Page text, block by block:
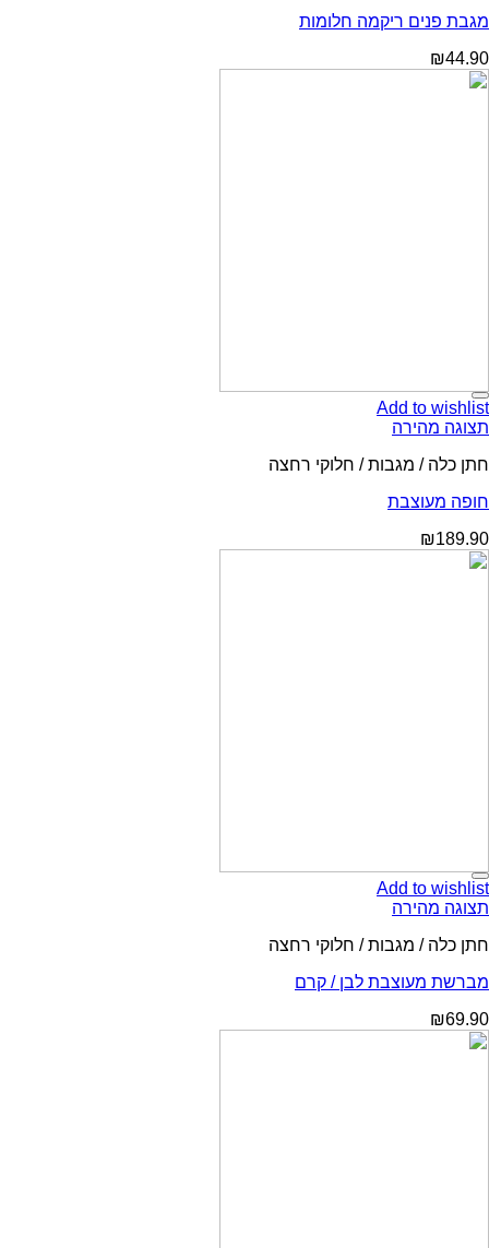
מגבת פנים ריקמה חלומות
₪44.90
Add to wishlist
תצוגה מהירה
חתן כלה / מגבות / חלוקי רחצה
חופה מעוצבת
₪189.90
Add to wishlist
תצוגה מהירה
חתן כלה / מגבות / חלוקי רחצה
מברשת מעוצבת לבן / קרם
₪69.90